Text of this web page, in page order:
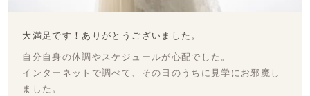
大満足です！ありがとうございました。
自分自身の体調やスケジュールが心配でした。
インターネットで調べて、その日のうちに見学にお邪魔し
ました。